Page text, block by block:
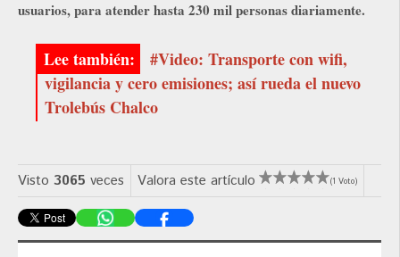
usuarios, para atender hasta 230 mil personas diariamente.
#Video: Transporte con wifi,
vigilancia y cero emisiones; así rueda el nuevo
Trolebús Chalco
Visto 3065 veces Valora este artículo (1 Voto)